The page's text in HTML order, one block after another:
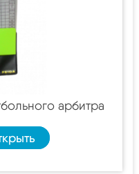
арбитра